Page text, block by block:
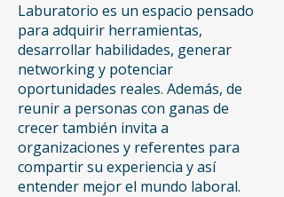
Laburatorio es un espacio pensado
para adquirir herramientas,
desarrollar habilidades, generar
networking y potenciar
oportunidades reales. Además, de
reunir a personas con ganas de
crecer también invita a
organizaciones y referentes para
compartir su experiencia y así
entender mejor el mundo laboral.